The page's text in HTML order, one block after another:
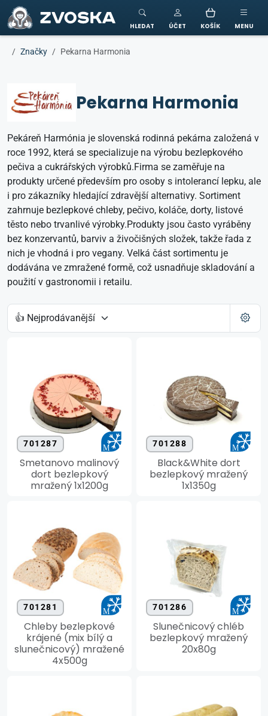
ZVOSKA
HLEDAT ÚČET KOŠÍK MENU
Značky Pekarna Harmonia
Pekarna Harmonia
Pekáreň Harmónia je slovenská rodinná pekárna založená v
roce 1992, která se specializuje na výrobu bezlepkového
pečiva a cukrářských výrobků.Firma se zaměřuje na
produkty určené především pro osoby s intolerancí lepku, ale
i pro zákazníky hledající zdravější alternativy. Sortiment
zahrnuje bezlepkové chleby, pečivo, koláče, dorty, listové
těsto nebo trvanlivé výrobky.Produkty jsou často vyráběny
bez konzervantů, barviv a živočišných složek, takže řada z
nich je vhodná i pro vegany. Velká část sortimentu je
dodávána ve zmražené formě, což usnadňuje skladování a
použití v gastronomii i retailu.
701287
Smetanovo malinový
dort bezlepkový
mražený 1x1200g
701288
Black&White dort
bezlepkový mražený
1x1350g
701281
Chleby bezlepkové
krájené (mix bílý a
slunečnicový) mražené
4x500g
701286
Slunečnicový chléb
bezlepkový mražený
20x80g